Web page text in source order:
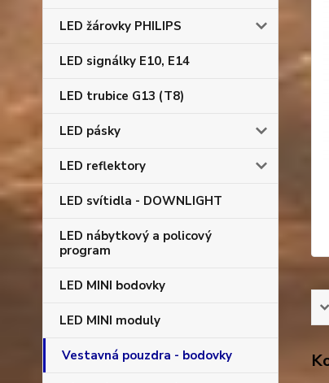
LED žárovky PHILIPS
LED signálky E10, E14
LED trubice G13 (T8)
LED pásky
LED reflektory
LED svítidla - DOWNLIGHT
LED nábytkový a policový
program
LED MINI bodovky
LED MINI moduly
Vestavná pouzdra - bodovky